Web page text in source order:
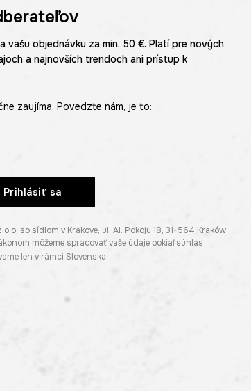
vašu objednávku za min. 50 €. Platí pre nových
a najnovších trendoch ani prístup k
zaujíma. Povedzte nám, je to:
Prihlásiť sa
so sídlom v Krakove, ul. Al. Pokoju 18, 31-564 Kraków.
môžeme spracovať vaše údaje pokiaľ súhlas
len v rámci Slovenska.